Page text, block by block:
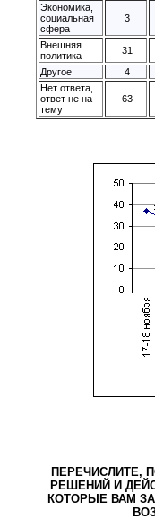
Экономика,
социальная
сфера
3
Внешняя
политика
31
Другое
4
Нет ответа,
ответ не на
тему
63
ПЕРЕЧИСЛИТЕ,
РЕШЕНИЙ И
КОТОРЫЕ ВАМ